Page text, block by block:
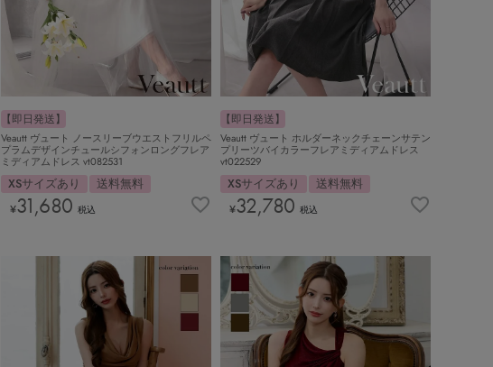
【即日発送】
Veautt ヴュート ノースリーブウエストフリルペ
プラムデザインチュールシフォンロングフレア
ミディアムドレス vt082531
XSサイズあり 送料無料
¥31,680 税込
【即日発送】
Veautt ヴュート ホルダーネックチェーンサテン
プリーツバイカラーフレアミディアムドレス
vt022529
XSサイズあり 送料無料
¥32,780 税込